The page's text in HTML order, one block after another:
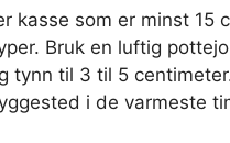
kasse som er minst 15
Bruk en luftig
tynn til 3 til 5
i de varmeste